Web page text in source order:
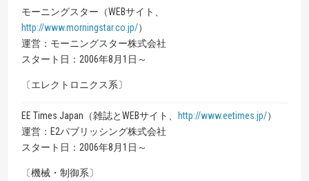
モーニングスター（WEBサイト、
http://www.morningstar.co.jp/）
運営：モーニングスター株式会社
スタート日：2006年8月1日～
〔エレクトロニクス系〕
EE Times Japan（雑誌とWEBサイト、 http://www.eetimes.jp/）
運営：E2パブリッシング株式会社
スタート日：2006年8月1日～
〔機械・制御系〕